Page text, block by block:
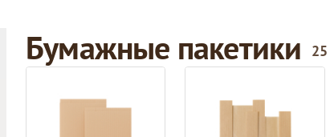
Бумажные пакетики 25